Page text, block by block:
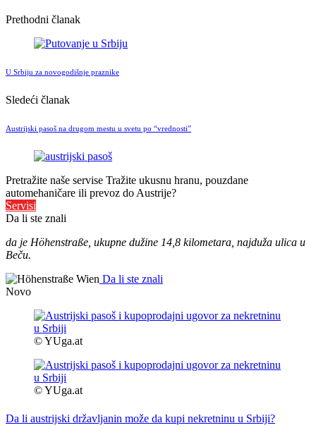
Prethodni članak
U Srbiju za novogodišnje praznike
Sledeći članak
Austrijski pasoš na drugom mestu u svetu po “vrednosti”
Pretražite naše servise Tražite ukusnu hranu, pouzdane
automehaničare ili prevoz do Austrije?
Servisi
Da li ste znali
da je Höhenstraße, ukupne dužine 14,8 kilometara, najduža ulica u
Beču.
Da li ste znali
Novo
© YUga.at
© YUga.at
Da li austrijski državljanin može da kupi nekretninu u Srbiji?